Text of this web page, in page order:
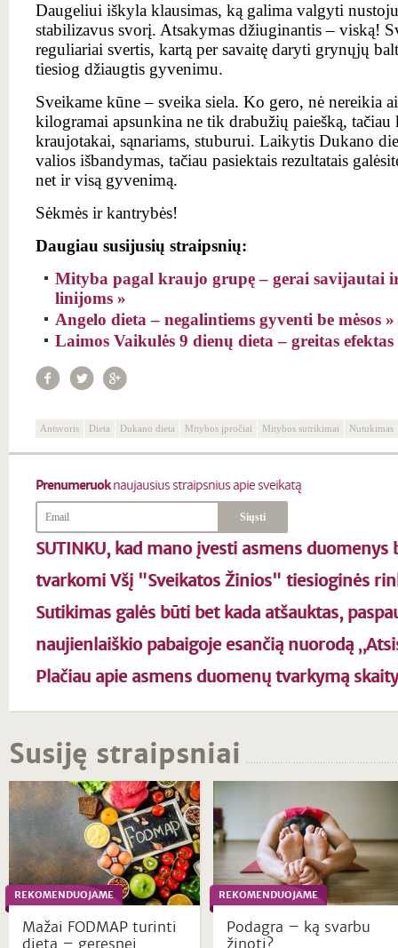
Daugeliui iškyla klausimas, ką galima valgyti
stabilizavus svorį. Atsakymas džiuginantis – viską!
reguliariai svertis, kartą per savaitę daryti grynųjų
tiesiog džiaugtis gyvenimu.
Sveikame kūne – sveika siela. Ko gero, nė nereikia
kilogramai apsunkina ne tik drabužių paiešką,
kraujotakai, sąnariams, stuburui. Laikytis Dukano
valios išbandymas, tačiau pasiektais rezultatais
net ir visą gyvenimą.
Sėkmės ir kantrybės!
Daugiau susijusių straipsnių:
Mityba pagal kraujo grupę – gerai savijautai
linijoms »
Angelo dieta – negalintiems gyventi be mėsos »
Laimos Vaikulės 9 dienų dieta – greitas efektas
Antsvoris Dieta Dukano dieta Mitybos įpročiai Mitybos sutrikimai Nutukimas
Prenumeruoknaujausius straipsnius apie sveikatą
SUTINKU, kad mano įvesti asmens
tvarkomi Všį "Sveikatos Žinios" tiesioginės
Sutikimas galės būti bet kada atšauktas,
naujienlaiškio pabaigoje esančią nuorodą
Plačiau apie asmens duomenų tvarkymą
Susiję straipsniai
REKOMENDUOJAME
Mažai FODMAP turinti
dieta – geresnei
REKOMENDUOJAME
Podagra – ką svarbu
žinoti?